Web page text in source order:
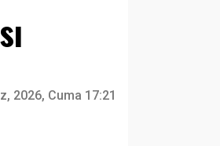
2026, Cuma 17:21